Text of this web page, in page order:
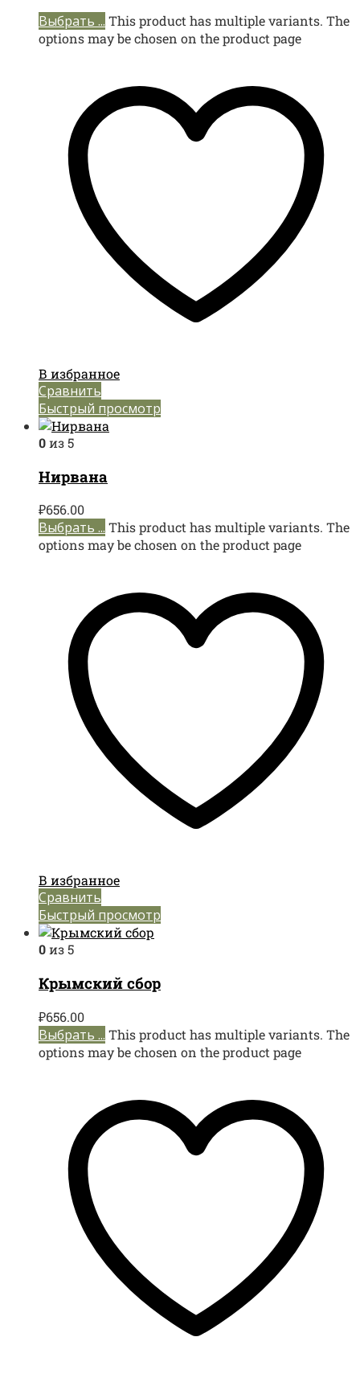
Выбрать ... This product has multiple variants. The
options may be chosen on the product page
В избранное
Сравнить
Быстрый просмотр
0из 5
Нирвана
₽656.00
Выбрать ... This product has multiple variants. The
options may be chosen on the product page
В избранное
Сравнить
Быстрый просмотр
0из 5
Крымский сбор
₽656.00
Выбрать ... This product has multiple variants. The
options may be chosen on the product page